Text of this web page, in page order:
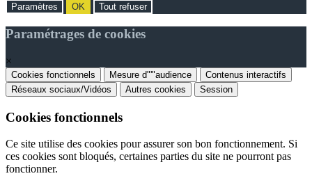
Paramètres OK Tout refuser
Paramétrages de cookies
×
Cookies fonctionnels Mesure d"'"audience
Contenus interactifs
Réseaux sociaux/Vidéos
Autres cookies Session
Cookies fonctionnels
Ce site utilise des cookies pour assurer son bon fonctionnement. Si
ces cookies sont bloqués, certaines parties du site ne pourront pas
fonctionner.